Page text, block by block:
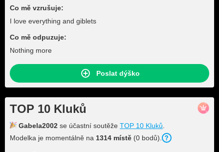
Co mě vzrušuje:
I love everything and giblets
Co mě odpuzuje:
Nothing more
Poslat dýško
TOP 10 Kluků
Gabela2002 se účastní soutěže TOP 10 Kluků
Modelka je momentálně na 1314 místě (0 bodů).